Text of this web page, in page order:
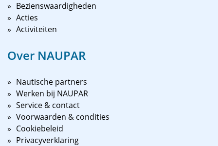
Bezienswaardigheden
Acties
Activiteiten
Over NAUPAR
Nautische partners
Werken bij NAUPAR
Service & contact
Voorwaarden & condities
Cookiebeleid
Privacyverklaring